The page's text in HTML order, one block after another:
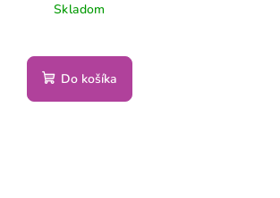
Skladom
Do košíka